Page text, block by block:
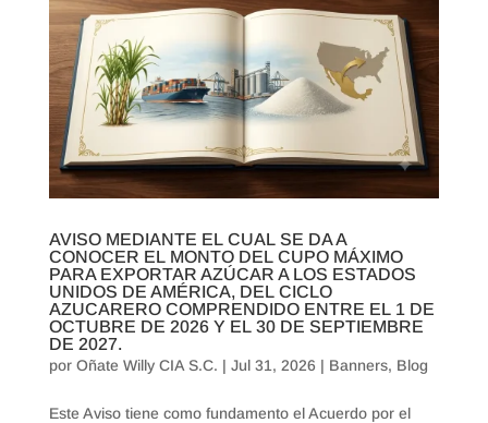
AVISO MEDIANTE EL CUAL SE DA A
CONOCER EL MONTO DEL CUPO MÁXIMO
PARA EXPORTAR AZÚCAR A LOS ESTADOS
UNIDOS DE AMÉRICA, DEL CICLO
AZUCARERO COMPRENDIDO ENTRE EL 1 DE
OCTUBRE DE 2026 Y EL 30 DE SEPTIEMBRE
DE 2027.
por Oñate Willy CIA S.C. | Jul 31, 2026 | Banners, Blog
Este Aviso tiene como fundamento el Acuerdo por el